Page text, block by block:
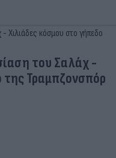
του Σαλάχ -
της Τραμπζονσπόρ